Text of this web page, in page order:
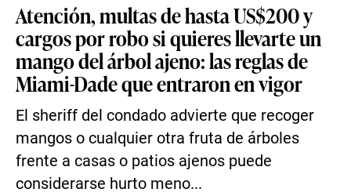
Atención, multas de hasta US$200 y
cargos por robo si quieres llevarte un
mango del árbol ajeno: las reglas de
Miami-Dade que entraron en vigor
El sheriff del condado advierte que recoger
mangos o cualquier otra fruta de árboles
frente a casas o patios ajenos puede
considerarse hurto meno...